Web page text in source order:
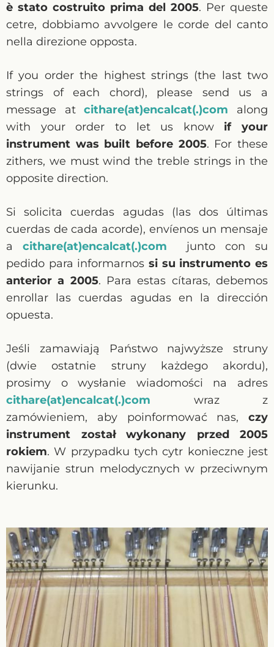
è stato costruito prima del 2005. Per queste
cetre, dobbiamo avvolgere le corde del canto
nella direzione opposta.
If you order the highest strings (the last two
strings of each chord), please send us a
message atcithare(at)encalcat(.)com along
with your order to let us know if your
instrument was built before 2005. For these
zithers, we must wind the treble strings in the
opposite direction.
Si solicita cuerdas agudas (las dos últimas
cuerdas de cada acorde), envíenos un mensaje
a cithare(at)encalcat(.)com junto con su
pedido para informarnos si su instrumento es
anterior a 2005. Para estas cítaras, debemos
enrollar las cuerdas agudas en la dirección
opuesta.
Jeśli zamawiają Państwo najwyższe struny
(dwie ostatnie struny każdego akordu),
prosimy o wysłanie wiadomości na adres
cithare(at)encalcat(.)com wraz z
zamówieniem, aby poinformować nas, czy
instrument został wykonany przed 2005
rokiem. W przypadku tych cytr konieczne jest
nawijanie strun melodycznych w przeciwnym
kierunku.